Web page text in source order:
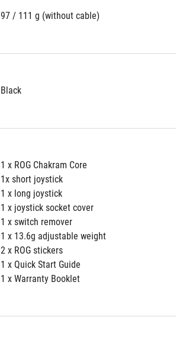
97 / 111 g (without cable)
Black
1 x ROG Chakram Core
1x short joystick
1 x long joystick
1 x joystick socket cover
1 x switch remover
1 x 13.6g adjustable weight
2 x ROG stickers
1 x Quick Start Guide
1 x Warranty Booklet